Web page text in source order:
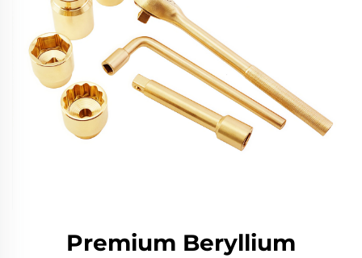
Premium Beryllium